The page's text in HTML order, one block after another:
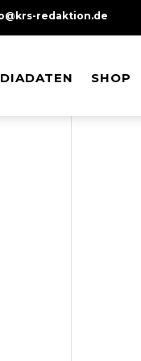
redaktion.de
SHOP
SHOP